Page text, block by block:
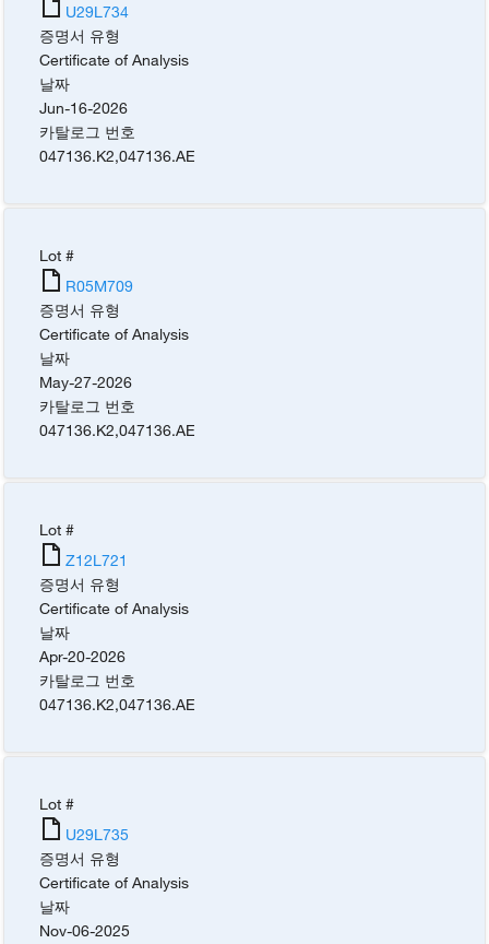
U29L734
증명서 유형
Certificate of Analysis
날짜
Jun-16-2026
카탈로그 번호
047136.K2,047136.AE
Lot #
R05M709
증명서 유형
Certificate of Analysis
날짜
May-27-2026
카탈로그 번호
047136.K2,047136.AE
Lot #
Z12L721
증명서 유형
Certificate of Analysis
날짜
Apr-20-2026
카탈로그 번호
047136.K2,047136.AE
Lot #
U29L735
증명서 유형
Certificate of Analysis
날짜
Nov-06-2025